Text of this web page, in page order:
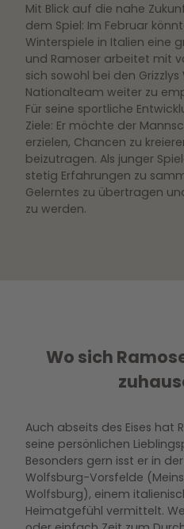
Mit Blick auf die nahe
dem Spiel: Im Februar
Winterspiele in Italien eine
und Ramoser arbeitet mit
sich sowohl bei den
Nationalteam weiter zu
Für seine sportliche
Ziele: Er möchte der
erzielen, Chancen zu
beizutragen. Als junger
stetig Erfahrungen zu
Gelerntes zu übertragen
zu werden.
Wo sich
Auch abseits des Eises hat
seine persönlichen
Besonders gern isst er in
Wolfsburg-Vorsfelde
Wolfsburg), einem
Heimatgefühl vermittelt.